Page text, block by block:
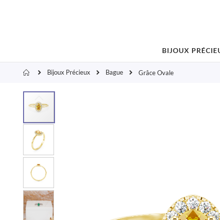
BIJOUX
AccueilBijoux Précieux Bague Grâce Ovale
Skip
end
images
gallery